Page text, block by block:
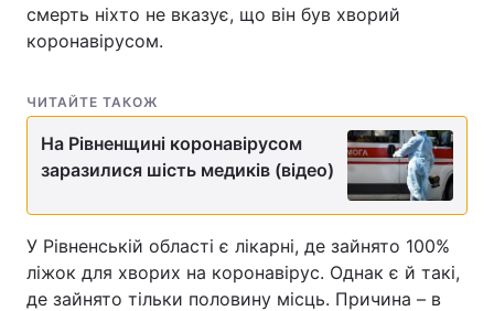
смерть ніхто не вказує, що він був хворий
коронавірусом.
ЧИТАЙТЕ ТАКОЖ
На Рівненщині коронавірусом
заразилися шість медиків (відео)
У Рівненській області є лікарні, де зайнято 100%
ліжок для хворих на коронавірус. Однак є й такі,
де зайнято тільки половину місць. Причина – в